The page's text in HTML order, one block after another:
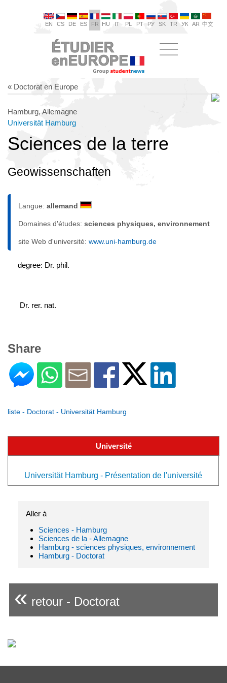
EN CS DE ES FR HU IT PL PT РУ SK TR УК AR 中文
« Doctorat en Europe
Hamburg, Allemagne
Universität Hamburg
Sciences de la terre
Geowissenschaften
Langue: allemand
Domaines d'études: sciences physiques, environnement
site Web d'université: www.uni-hamburg.de
degree: Dr. phil.
Dr. rer. nat.
Share
liste - Doctorat - Universität Hamburg
Université
Universität Hamburg - Présentation de l'université
Aller à
Sciences - Hamburg
Sciences de la - Allemagne
Hamburg - sciences physiques, environnement
Hamburg - Doctorat
« retour - Doctorat